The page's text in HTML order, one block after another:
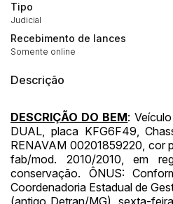
Tipo
Judicial
Recebimento de lances
Somente online
Descrição
DESCRIÇÃO DO BEM:
DUAL, placa KFG6F49,
RENAVAM 00201859220, cor
fab/mod. 2010/2010, em
conservação. ÔNUS:
Coordenadoria Estadual de
14/04/2025 18:43:11
Clique aqui para fazer login